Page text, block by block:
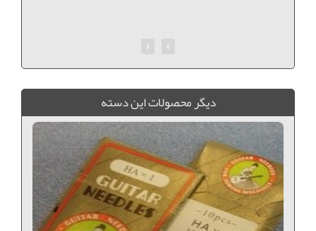
ديگر محصولات اين دسته